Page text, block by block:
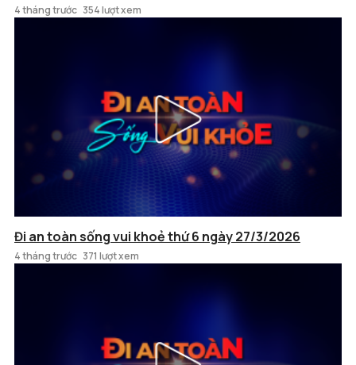
4 tháng trước 354 lượt xem
Đi an toàn sống vui khoẻ thứ 6 ngày 27/3/2026
4 tháng trước 371 lượt xem